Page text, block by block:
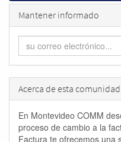
Mantener informado
Acerca de esta comunidad
En Montevideo COMM
proceso de cambio a la
Factura te ofrecemos una